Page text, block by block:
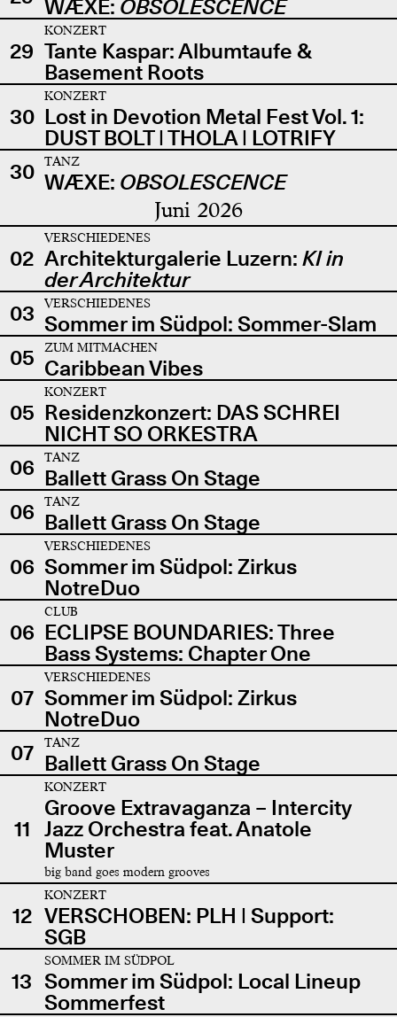
WÆXE: OBSOLESCENCE
29
KONZERT
Tante Kaspar: Albumtaufe &
Basement Roots
30
KONZERT
Lost in Devotion Metal Fest Vol. 1:
DUST BOLT | THOLA | LOTRIFY
30
TANZ
WÆXE: OBSOLESCENCE
Juni 2026
02
VERSCHIEDENES
Architekturgalerie Luzern: KI in
der Architektur
03
VERSCHIEDENES
Sommer im Südpol: Sommer-Slam
05
ZUM MITMACHEN
Caribbean Vibes
05
KONZERT
Residenzkonzert: DAS SCHREI
NICHT SO ORKESTRA
06
TANZ
Ballett Grass On Stage
06
TANZ
Ballett Grass On Stage
06
VERSCHIEDENES
Sommer im Südpol: Zirkus
NotreDuo
06
CLUB
ECLIPSE BOUNDARIES: Three
Bass Systems: Chapter One
07
VERSCHIEDENES
Sommer im Südpol: Zirkus
NotreDuo
07
TANZ
Ballett Grass On Stage
11
KONZERT
Groove Extravaganza – Intercity
Jazz Orchestra feat. Anatole
Muster
big band goes modern grooves
12
KONZERT
VERSCHOBEN: PLH | Support:
SGB
13
SOMMER IM SÜDPOL
Sommer im Südpol: Local Lineup
Sommerfest